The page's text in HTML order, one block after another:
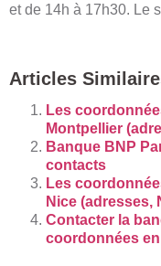
et de 14h à 17h30. Le
Articles
Les
Montpellier
Banque BNP
contacts
Les
Nice (adresses,
Contacter la
coordonnées